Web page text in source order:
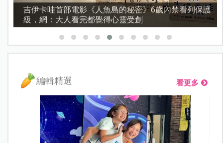
資優教育15問！師鐸獎名師陳宥妤：資優教育的核心，
不是成績而是讀懂孩子的心理準備度
編輯精選 看更多